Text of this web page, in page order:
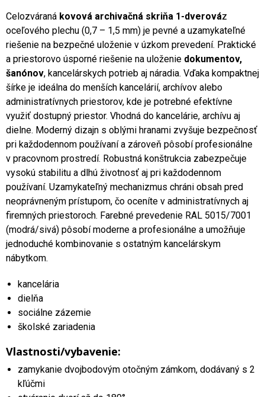
Celozváraná kovová archivačná skriňa 1-dverováz
oceľového plechu (0,7 – 1,5 mm) je pevné a uzamykateľné
riešenie na bezpečné uloženie v úzkom prevedení. Praktické
a priestorovo úsporné riešenie na uloženie dokumentov,
šanónov, kancelárskych potrieb aj náradia. Vďaka kompaktnej
šírke je ideálna do menších kancelárií, archívov alebo
administratívnych priestorov, kde je potrebné efektívne
využiť dostupný priestor. Vhodná do kancelárie, archívu aj
dielne. Moderný dizajn s oblými hranami zvyšuje bezpečnosť
pri každodennom používaní a zároveň pôsobí profesionálne
v pracovnom prostredí. Robustná konštrukcia zabezpečuje
vysokú stabilitu a dlhú životnosť aj pri každodennom
používaní. Uzamykateľný mechanizmus chráni obsah pred
neoprávneným prístupom, čo oceníte v administratívnych aj
firemných priestoroch. Farebné prevedenie RAL 5015/7001
(modrá/sivá) pôsobí moderne a profesionálne a umožňuje
jednoduché kombinovanie s ostatným kancelárskym
nábytkom.
kancelária
dielňa
sociálne zázemie
školské zariadenia
Vlastnosti/vybavenie:
zamykanie dvojbodovým otočným zámkom, dodávaný s 2
kľúčmi